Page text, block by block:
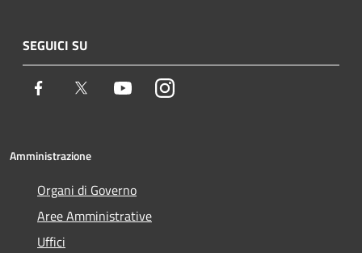
SEGUICI SU
Facebook Twitter YoutubeInstagram
Amministrazione
Organi di Governo
Aree Amministrative
Uffici